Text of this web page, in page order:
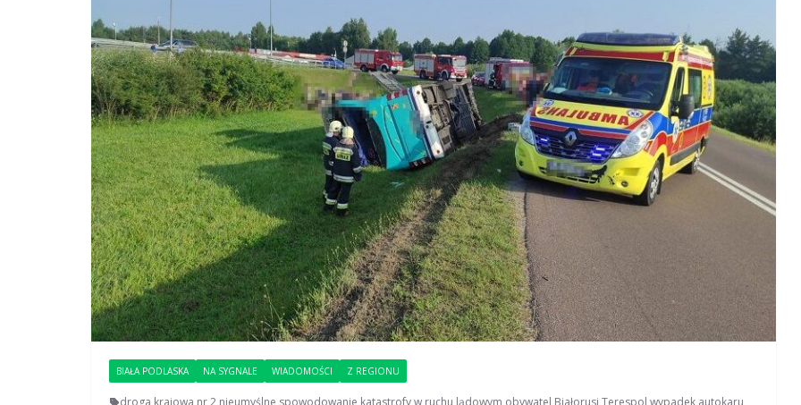
BIAŁA PODLASKA NA SYGNALE WIADOMOŚCI Z REGIONU